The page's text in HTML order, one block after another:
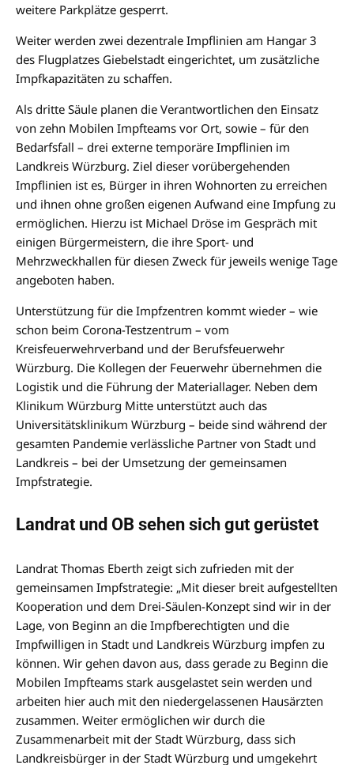
weitere Parkplätze gesperrt.
Weiter werden zwei dezentrale Impflinien am Hangar 3
des Flugplatzes Giebelstadt eingerichtet, um zusätzliche
Impfkapazitäten zu schaffen.
Als dritte Säule planen die Verantwortlichen den Einsatz
von zehn Mobilen Impfteams vor Ort, sowie – für den
Bedarfsfall – drei externe temporäre Impflinien im
Landkreis Würzburg. Ziel dieser vorübergehenden
Impflinien ist es, Bürger in ihren Wohnorten zu erreichen
und ihnen ohne großen eigenen Aufwand eine Impfung zu
ermöglichen. Hierzu ist Michael Dröse im Gespräch mit
einigen Bürgermeistern, die ihre Sport- und
Mehrzweckhallen für diesen Zweck für jeweils wenige Tage
angeboten haben.
Unterstützung für die Impfzentren kommt wieder – wie
schon beim Corona-Testzentrum – vom
Kreisfeuerwehrverband und der Berufsfeuerwehr
Würzburg. Die Kollegen der Feuerwehr übernehmen die
Logistik und die Führung der Materiallager. Neben dem
Klinikum Würzburg Mitte unterstützt auch das
Universitätsklinikum Würzburg – beide sind während der
gesamten Pandemie verlässliche Partner von Stadt und
Landkreis – bei der Umsetzung der gemeinsamen
Impfstrategie.
Landrat und OB sehen sich gut gerüstet
Landrat Thomas Eberth zeigt sich zufrieden mit der
gemeinsamen Impfstrategie: „Mit dieser breit aufgestellten
Kooperation und dem Drei-Säulen-Konzept sind wir in der
Lage, von Beginn an die Impfberechtigten und die
Impfwilligen in Stadt und Landkreis Würzburg impfen zu
können. Wir gehen davon aus, dass gerade zu Beginn die
Mobilen Impfteams stark ausgelastet sein werden und
arbeiten hier auch mit den niedergelassenen Hausärzten
zusammen. Weiter ermöglichen wir durch die
Zusammenarbeit mit der Stadt Würzburg, dass sich
Landkreisbürger in der Stadt Würzburg und umgekehrt